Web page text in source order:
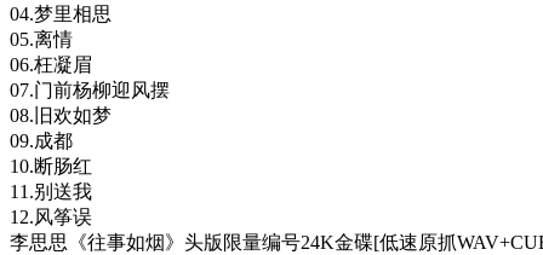
04.梦里相思
05.离情
06.枉凝眉
07.门前杨柳迎风摆
08.旧欢如梦
09.成都
10.断肠红
11.别送我
12.风筝误
李思思《往事如烟》头版限量编号24K金碟[低速原抓